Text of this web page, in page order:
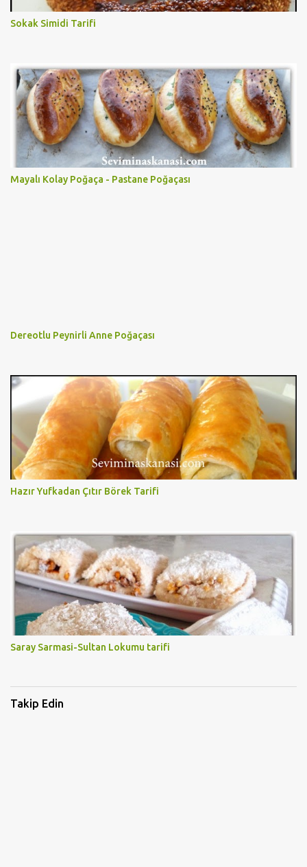
Sokak Simidi Tarifi
Mayalı Kolay Poğaça - Pastane Poğaçası
Dereotlu Peynirli Anne Poğaçası
Hazır Yufkadan Çıtır Börek Tarifi
Saray Sarmasi-Sultan Lokumu tarifi
Takip Edin